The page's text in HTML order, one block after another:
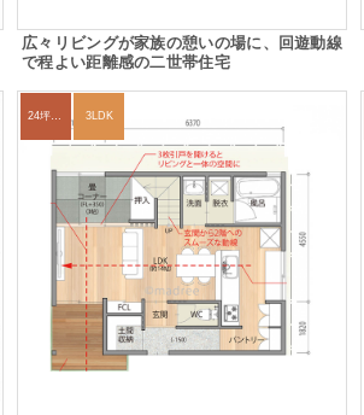
広々リビングが家族の憩いの場に、回遊動線
で程よい距離感の二世帯住宅
3LDK